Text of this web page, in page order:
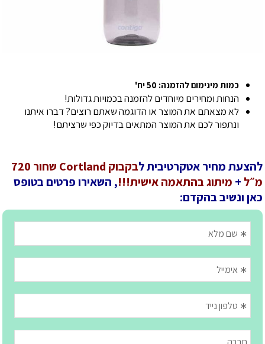
כמות מינימום להזמנה: 50 יח'
הנחות ומחירים מיוחדים להזמנה בכמויות גדולות!
לא מצאתם את המוצר או הדוגמה שאתם רוצים? דברו איתנו
ונתפור לכם את המוצר המתאים בדיוק כפי שרציתם!
להצעת מחיר אטקרטיבית ל
בקבוק Cortland שחור 720
מ״ל + מיתוג בהתאמה אישית!!!, השאירו פרטים בטופס
כאן ונשיב בהקדם: